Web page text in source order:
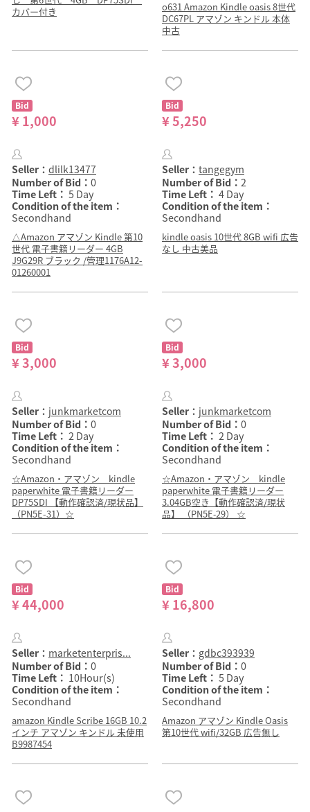
カバー付き
o631 Amazon Kindle oasis 8世代
DC67PL アマゾン キンドル 本体
中古
Bid
¥ 1,000
Seller： dlilk13477
Number of Bid： 0
Time Left： 5 Day
Condition of the item：
Secondhand
△Amazon アマゾン Kindle 第10
世代 電子書籍リーダー 4GB
J9G29R ブラック /管理1176A12-
01260001
Bid
¥ 5,250
Seller： tangegym
Number of Bid： 2
Time Left： 4 Day
Condition of the item：
Secondhand
kindle oasis 10世代 8GB wifi 広告
なし 中古美品
Bid
¥ 3,000
Seller： junkmarketcom
Number of Bid： 0
Time Left： 2 Day
Condition of the item：
Secondhand
☆Amazon・アマゾン kindle
paperwhite 電子書籍リーダー
DP75SDI 【動作確認済/現状品】
（PN5E-31）☆
Bid
¥ 3,000
Seller： junkmarketcom
Number of Bid： 0
Time Left： 2 Day
Condition of the item：
Secondhand
☆Amazon・アマゾン kindle
paperwhite 電子書籍リーダー
3.04GB空き【動作確認済/現状
品】 （PN5E‐29） ☆
Bid
¥ 44,000
Seller： marketenterpris...
Number of Bid： 0
Time Left： 10Hour(s)
Condition of the item：
Secondhand
amazon Kindle Scribe 16GB 10.2
インチ アマゾン キンドル 未使用
B9987454
Bid
¥ 16,800
Seller： gdbc393939
Number of Bid： 0
Time Left： 5 Day
Condition of the item：
Secondhand
Amazon アマゾン Kindle Oasis
第10世代 wifi/32GB 広告無し